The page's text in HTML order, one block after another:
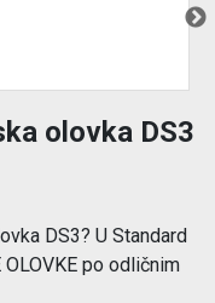
olovka DS3
DS3? U Standard
po odličnim